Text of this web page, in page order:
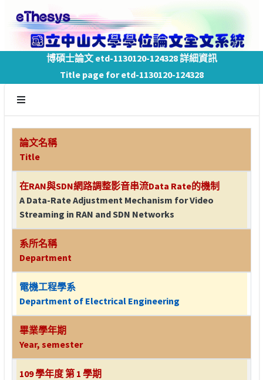
博碩士論文 etd-1130120-124328 詳細資訊
Title page for etd-1130120-124328
論文名稱
Title
在RAN與SDN網路調整影音串流Data Rate的機制
A Data-Rate Adjustment Mechanism for Video
Streaming in RAN and SDN Networks
系所名稱
Department
電機工程學系
Department of Electrical Engineering
畢業學年期
Year, semester
109 學年度 第 1 學期